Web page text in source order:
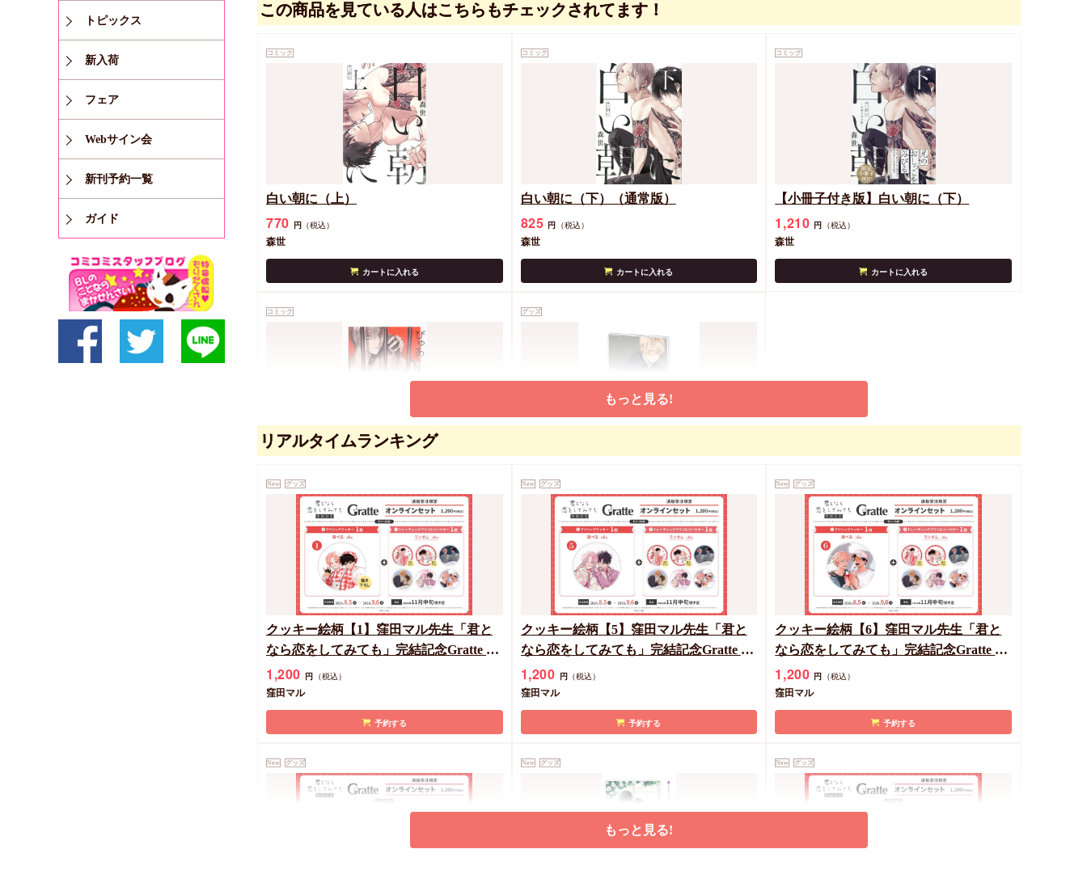
トピックス
新入荷
フェア
Webサイン会
新刊予約一覧
ガイド
この商品を見ている人はこちらもチェックされてます！
コミック
白い朝に（上）
770 円 （税込）
森世
カートに入れる
コミック
白い朝に（下）（通常版）
825 円 （税込）
森世
カートに入れる
コミック
【小冊子付き版】白い朝に（下）
1,210 円 （税込）
森世
カートに入れる
コミック
ぴゅあ
770 円（税込）
カートに入れる
グッズ
アクリルアートボード(A5サイズ)「森世
先生」03/「学生たちの初デートプラン@
池袋」BLフェア(公式イラスト)
2,750 円 （税込）
カートに入れる
もっと見る!
リアルタイムランキング
New グッズ
クッキー絵柄【1】窪田マル先生「君と
なら恋をしてみても」完結記念Gratte オ
ンラインセット 描き下ろし（有償特典
アクリルコースター付（全6種ランダ
ム））
1,200 円 （税込）
窪田マル
予約する
New グッズ
クッキー絵柄【5】窪田マル先生「君と
なら恋をしてみても」完結記念Gratte オ
ンラインセット（有償特典アクリルコー
スター付（全6種ランダム））
1,200 円 （税込）
窪田マル
予約する
New グッズ
クッキー絵柄【6】窪田マル先生「君と
なら恋をしてみても」完結記念Gratte オ
ンラインセット（有償特典アクリルコー
スター付（全6種ランダム））
1,200 円 （税込）
窪田マル
予約する
New グッズ New グッズ New グッズ
もっと見る!